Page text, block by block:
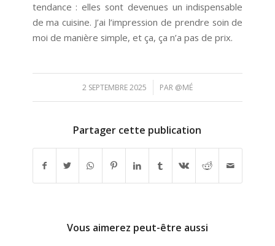
tendance : elles sont devenues un indispensable
de ma cuisine. J’ai l’impression de prendre soin de
moi de manière simple, et ça, ça n’a pas de prix.
2 SEPTEMBRE 2025
/ PAR @MÉ
Partager cette publication
Vous aimerez peut-être aussi